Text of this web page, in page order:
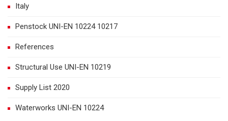
Italy
Penstock UNI-EN 10224 10217
References
Structural Use UNI-EN 10219
Supply List 2020
Waterworks UNI-EN 10224